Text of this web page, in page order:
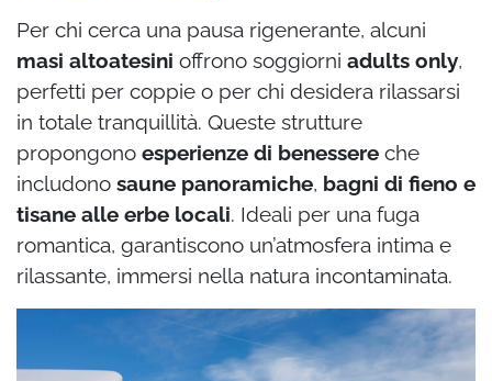
Per chi cerca una pausa rigenerante, alcuni
masi altoatesini offrono soggiorni adults only,
perfetti per coppie o per chi desidera rilassarsi
in totale tranquillità. Queste strutture
propongono esperienze di benessere che
includono saune panoramiche, bagni di fieno e
tisane alle erbe locali. Ideali per una fuga
romantica, garantiscono un’atmosfera intima e
rilassante, immersi nella natura incontaminata.